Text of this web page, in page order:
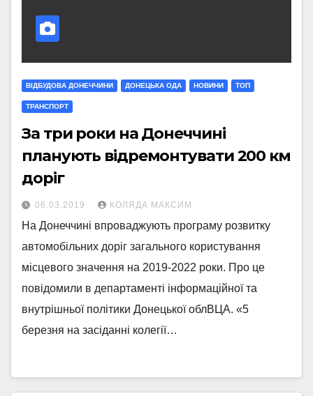
ВІДБУДОВА ДОНЕЧЧИНИ ДОНЕЦЬКА ОДА НОВИНИ ТОП
ТРАНСПОРТ
За три роки на Донеччині
планують відремонтувати 200 км
доріг
06.03.2019 КОЛЯДА МАКСИМ
На Донеччині впроваджують програму розвитку
автомобільних доріг загального користування
місцевого значення на 2019-2022 роки. Про це
повідомили в департаменті інформаційної та
внутрішньої політики Донецької облВЦА. «5
березня на засіданні колегії…